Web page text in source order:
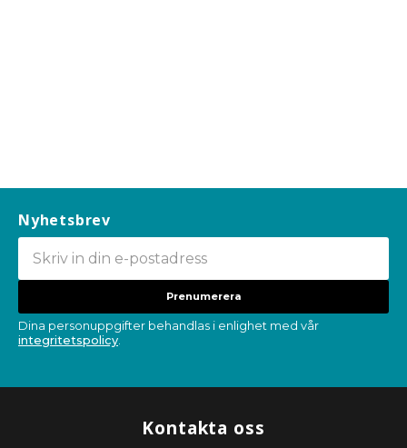
Nyhetsbrev
Prenumerera
Dina personuppgifter behandlas i enlighet med vår
integritetspolicy.
Kontakta oss